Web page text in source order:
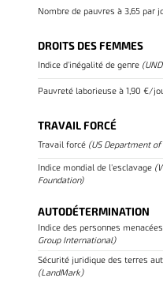
Nombre de pauvres à 3,65 par
DROITS DES FEMMES
Indice d'inégalité de genre (
Pauvreté laborieuse à 1,90 €/
TRAVAIL FORCÉ
Travail forcé (US Department of
Indice mondial de l'esclavage (
Foundation)
AUTODÉTERMINATION
Indice des personnes menacées
Group International)
Sécurité juridique des terres
(LandMark)
VUES
Politique de confidentialité
In order to work as
your device. To
please read our